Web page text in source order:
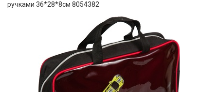
ручками 36*28*8см 8054382